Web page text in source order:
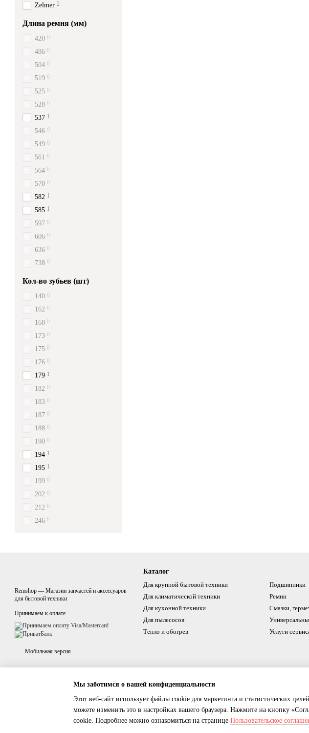
Zelmer 2
Длина ремня (мм)
420 0
486 0
504 0
519 0
525 0
528 0
537 1
546 0
549 0
561 0
564 0
570 0
582 1
585 1
597 0
606 0
636 0
738 0
Кол-во зубьев (шт)
140 0
162 0
168 0
173 0
175 0
176 0
179 1
182 0
183 0
187 0
188 0
190 0
194 1
195 1
199 0
202 0
212 0
246 0
Remshop — Магазин запчастей и аксессуаров
для бытовой техники
Принимаем к оплате
Мобильная версия
Каталог
Для крупной бытовой техники
Для климатической техники
Для кухонной техники
Для пылесосов
Тепло и обогрев
Подшипники
Ремни
Смазки,
Услуги
Мы заботимся о вашей конфиденциальности
Этот веб-сайт использует файлы cookie для маркетинга и статистических
можете изменить это в настройках вашего браузера. Нажмите на кнопку
cookie. Подробнее можно ознакомиться на странице Пользовательское